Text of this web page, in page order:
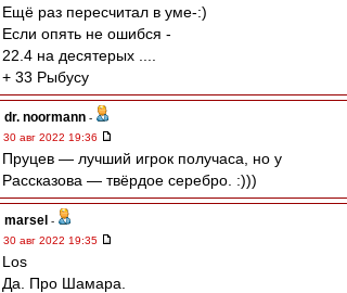
Ещё раз пересчитал в уме-:)
Если опять не ошибся -
22.4 на десятерых ....
+ 33 Рыбусу
dr. noormann -
30 авг 2022 19:36
Пруцев — лучший игрок получаса, но у
Рассказова — твёрдое серебро. :)))
marsel -
30 авг 2022 19:35
Los
Да. Про Шамара.